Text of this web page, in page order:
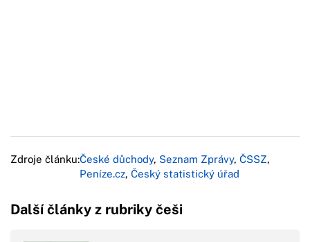
Zdroje článku:České důchody, Seznam Zprávy, ČSSZ,
Peníze.cz, Český statistický úřad
Další články z rubriky češi